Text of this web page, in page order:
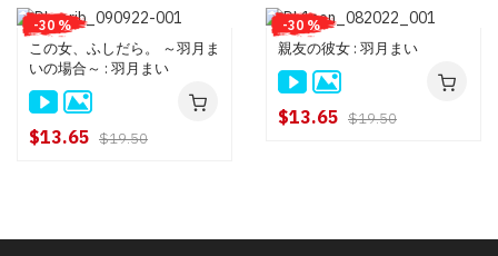
-30 %
この女、ふしだら。 ～羽月ま
いの場合～ : 羽月まい
$13.65 $19.50
-30 %
親友の彼女 : 羽月まい
$13.65 $19.50